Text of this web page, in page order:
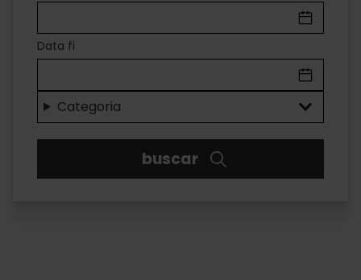
VALÈNCIA
Diversió
per
a
tots
Data fi
Categoria
buscar